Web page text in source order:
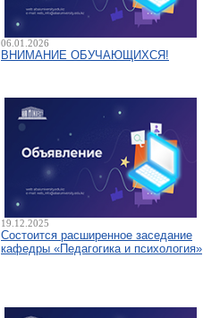
06.01.2026
ВНИМАНИЕ ОБУЧАЮЩИХСЯ!
19.12.2025
Состоится расширенное заседание
кафедры «Педагогика и психология»